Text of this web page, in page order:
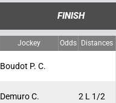
FINISH
Jockey Odds Distances
Boudot P. C.
Demuro C. 2 L 1/2